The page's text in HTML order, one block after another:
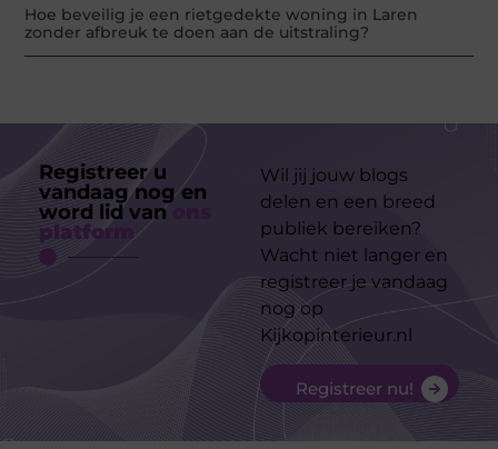
Hoe beveilig je een rietgedekte woning in Laren
zonder afbreuk te doen aan de uitstraling?
Registreer u
vandaag nog en
word lid van
platform
Wil jij jouw blogs
delen en een breed
publiek bereiken?
Wacht niet langer en
registreer je vandaag
nog op
Kijkopinterieur.nl
Registreer nu!